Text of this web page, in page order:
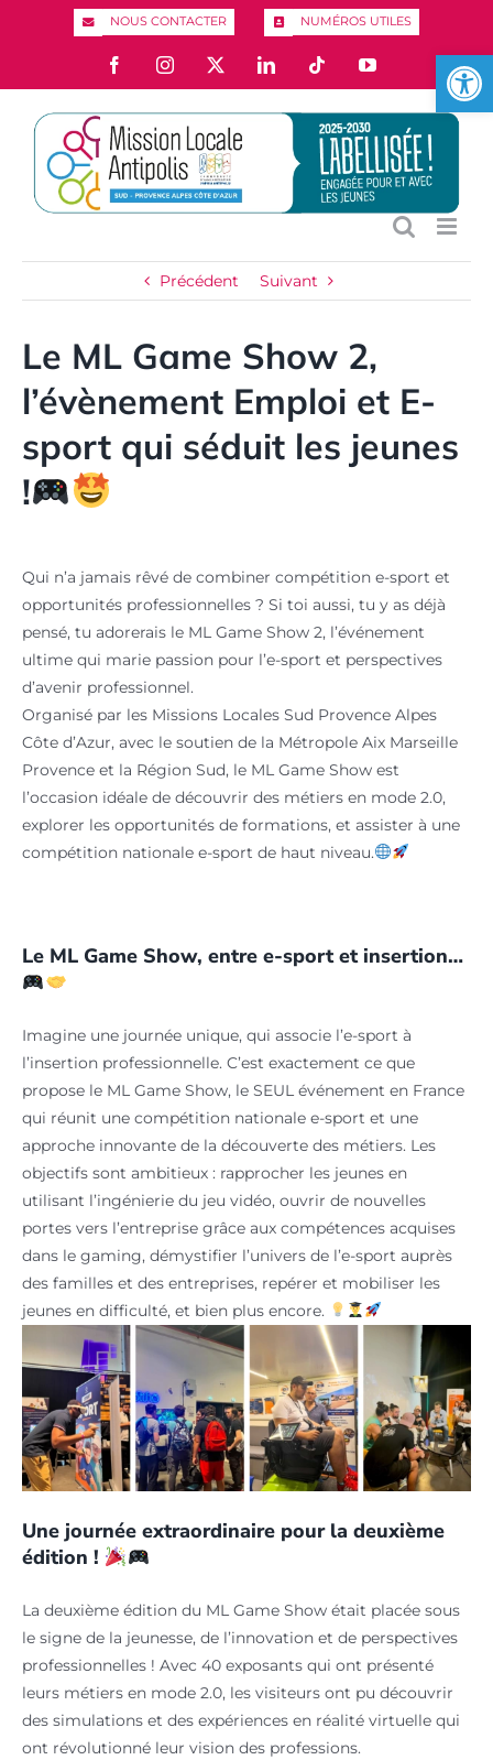
Ouvrir
NOUS CONTACTER NUMÉROS UTILES
FacebookInstagram LinkedIn Tiktok YouTube
Précédent Suivant
Le ML Game Show 2,
l’évènement Emploi et E-
sport qui séduit les jeunes
!
Qui n’a jamais rêvé de combiner compétition e-sport et
opportunités professionnelles ? Si toi aussi, tu y as déjà
pensé, tu adorerais le ML Game Show 2, l’événement
ultime qui marie passion pour l’e-sport et perspectives
d’avenir professionnel.
Organisé par les Missions Locales Sud Provence Alpes
Côte d’Azur, avec le soutien de la Métropole Aix Marseille
Provence et la Région Sud, le ML Game Show est
l’occasion idéale de découvrir des métiers en mode 2.0,
explorer les opportunités de formations, et assister à une
compétition nationale e-sport de haut niveau.
Le ML Game Show, entre e-sport et insertion…
Imagine une journée unique, qui associe l’e-sport à
l’insertion professionnelle. C’est exactement ce que
propose le ML Game Show, le SEUL événement en France
qui réunit une compétition nationale e-sport et une
approche innovante de la découverte des métiers. Les
objectifs sont ambitieux : rapprocher les jeunes en
utilisant l’ingénierie du jeu vidéo, ouvrir de nouvelles
portes vers l’entreprise grâce aux compétences acquises
dans le gaming, démystifier l’univers de l’e-sport auprès
des familles et des entreprises, repérer et mobiliser les
jeunes en difficulté, et bien plus encore.
Une journée extraordinaire pour la deuxième
édition !
La deuxième édition du ML Game Show était placée sous
le signe de la jeunesse, de l’innovation et de perspectives
professionnelles ! Avec 40 exposants qui ont présenté
leurs métiers en mode 2.0, les visiteurs ont pu découvrir
des simulations et des expériences en réalité virtuelle qui
ont révolutionné leur vision des professions.